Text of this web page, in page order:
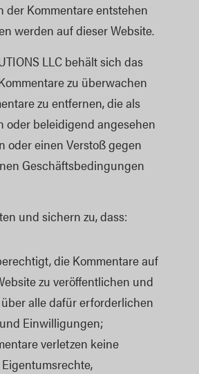
der Kommentare entstehen
werden auf dieser Website.
LLC behält sich das
zu überwachen
zu entfernen, die als
oder beleidigend angesehen
oder einen Verstoß gegen
Geschäftsbedingungen
und sichern zu, dass:
die Kommentare auf
zu veröffentlichen und
alle dafür erforderlichen
Einwilligungen;
verletzen keine